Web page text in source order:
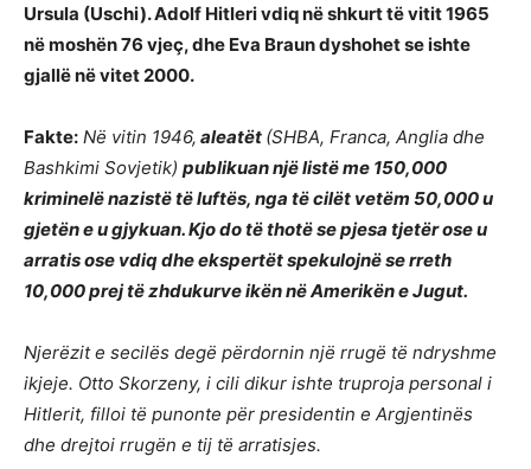
Ursula (Uschi). Adolf Hitleri vdiq në shkurt të vitit 1965
në moshën 76 vjeç, dhe Eva Braun dyshohet se ishte
gjallë në vitet 2000.
Fakte: Në vitin 1946, aleatët (SHBA, Franca, Anglia dhe
Bashkimi Sovjetik) publikuan një listë me 150,000
kriminelë nazistë të luftës, nga të cilët vetëm 50,000 u
gjetën e u gjykuan. Kjo do të thotë se pjesa tjetër ose u
arratis ose vdiq dhe ekspertët spekulojnë se rreth
10,000 prej të zhdukurve ikën në Amerikën e Jugut.
Njerëzit e secilës degë përdornin një rrugë të ndryshme
ikjeje. Otto Skorzeny, i cili dikur ishte truproja personal i
Hitlerit, filloi të punonte për presidentin e Argjentinës
dhe drejtoi rrugën e tij të arratisjes.